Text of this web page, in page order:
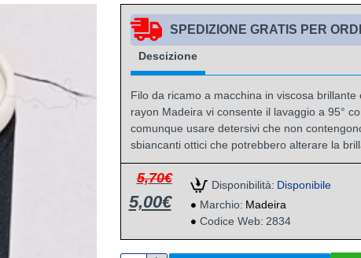
Descizione
Filo da ricamo a macchina in viscosa
rayon Madeira vi consente il lavaggio a 95°
comunque usare detersivi che non
sbiancanti ottici che potrebbero alterare la
SPEDIZIONE GRATIS PER
5,00€
5,70€ Disponibilità: Disponibile
Marchio: Madeira
Codice Web: 2834